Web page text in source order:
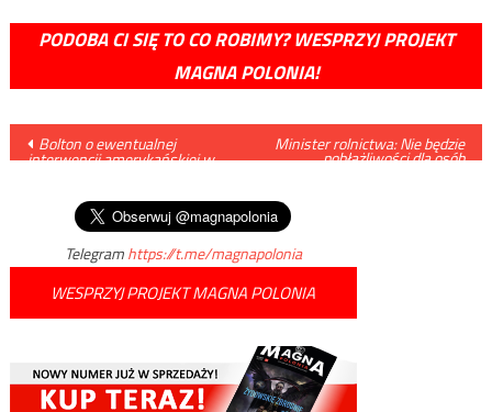
PODOBA CI SIĘ TO CO ROBIMY? WESPRZYJ PROJEKT
MAGNA POLONIA!
Nawigacja
Bolton o ewentualnej
interwencji amerykańskiej w
Minister rolnictwa: Nie będzie
pobłażliwości dla osób
Telegramhttps://t.me/magnapolonia
WESPRZYJ PROJEKT MAGNA POLONIA